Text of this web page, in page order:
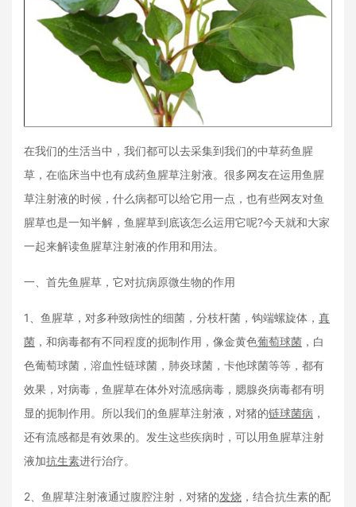
在我们的生活当中，我们都可以去采集到我们的中草药鱼腥
草，在临床当中也有成药鱼腥草注射液。很多网友在运用鱼腥
草注射液的时候，什么病都可以给它用一点，也有些网友对鱼
腥草也是一知半解，鱼腥草到底该怎么运用它呢?今天就和大家
一起来解读鱼腥草注射液的作用和用法。
一、首先鱼腥草，它对抗病原微生物的作用
1、鱼腥草，对多种致病性的细菌，分枝杆菌，钩端螺旋体， 真
菌 ，和病毒都有不同程度的扼制作用，像金黄色葡萄球菌 ，白
色葡萄球菌，溶血性链球菌，肺炎球菌，卡他球菌等等，都有
效果，对病毒，鱼腥草在体外对流感病毒，腮腺炎病毒都有明
显的扼制作用。所以我们的鱼腥草注射液，对猪的链球菌病 ，
还有流感都是有效果的。发生这些疾病时，可以用鱼腥草注射
液加抗生素进行治疗。
2、鱼腥草注射液通过腹腔注射，对猪的发烧 ，结合抗生素的配